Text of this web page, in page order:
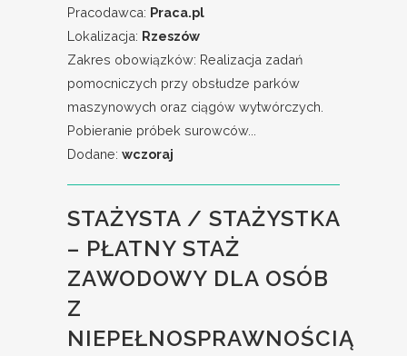
Pracodawca: Praca.pl
Lokalizacja: Rzeszów
Zakres obowiązków: Realizacja zadań
pomocniczych przy obsłudze parków
maszynowych oraz ciągów wytwórczych.
Pobieranie próbek surowców...
Dodane: wczoraj
STAŻYSTA / STAŻYSTKA
– PŁATNY STAŻ
ZAWODOWY DLA OSÓB
Z
NIEPEŁNOSPRAWNOŚCIĄ